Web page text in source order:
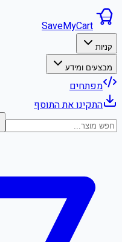
SaveMyCart
קניות
מבצעים ומידע
מפתחים
התקינו את התוסף